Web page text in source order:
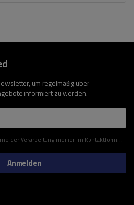
um regelmäßig über
informiert zu werden.
enthaltenen personenbezogenen Daten gemäß der Verordnung (EU) des Europäischen Parlaments und des Rates zu.
Anmelden